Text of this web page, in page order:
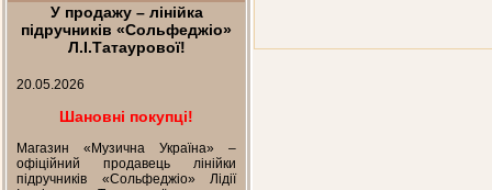
У продажу – лінійка
підручників «Сольфеджіо»
Л.І.Татаурової!
20.05.2026
Шановні покупці!
Магазин «Музична Україна» –
офіційний продавець лінійки
підручників «Сольфеджіо» Лідії